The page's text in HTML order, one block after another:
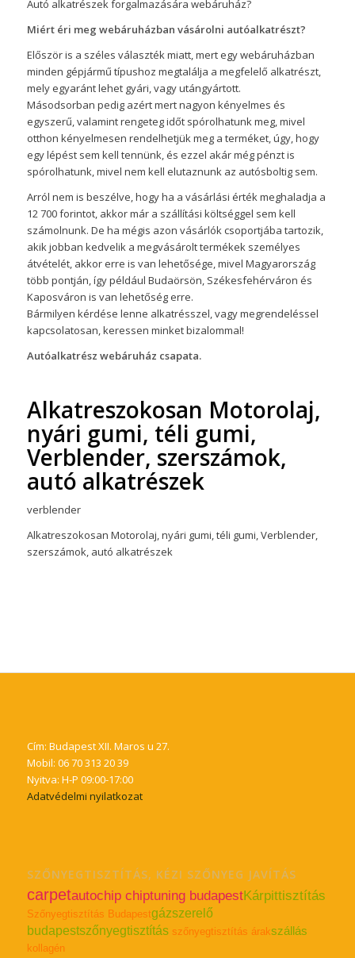
Autó alkatrészek forgalmazására webáruház?
Miért éri meg webáruházban vásárolni autóalkatrészt?
Először is a széles választék miatt, mert egy webáruházban
minden gépjármű típushoz megtalálja a megfelelő alkatrészt,
mely egyaránt lehet gyári, vagy utángyártott.
Másodsorban pedig azért mert nagyon kényelmes és
egyszerű, valamint rengeteg időt spórolhatunk meg, mivel
otthon kényelmesen rendelhetjük meg a terméket, úgy, hogy
egy lépést sem kell tennünk, és ezzel akár még pénzt is
spórolhatunk, mivel nem kell elutaznunk az autósboltig sem.
Arról nem is beszélve, hogy ha a vásárlási érték meghaladja a
12 700 forintot, akkor már a szállítási költséggel sem kell
számolnunk. De ha mégis azon vásárlók csoportjába tartozik,
akik jobban kedvelik a megvásárolt termékek személyes
átvételét, akkor erre is van lehetősége, mivel Magyarország
több pontján, így például Budaörsön, Székesfehérváron és
Kaposváron is van lehetőség erre.
Bármilyen kérdése lenne alkatrésszel, vagy megrendeléssel
kapcsolatosan, keressen minket bizalommal!
Autóalkatrész webáruház csapata.
Alkatreszokosan Motorolaj,
nyári gumi, téli gumi,
Verblender, szerszámok,
autó alkatrészek
verblender
Alkatreszokosan Motorolaj, nyári gumi, téli gumi, Verblender,
szerszámok, autó alkatrészek
Cím: Budapest XII. Maros u 27.
Mobil: 06 70 313 20 39
Nyitva: H-P 09:00-17:00
Adatvédelmi nyilatkozat
SZŐNYEGTISZTÍTÁS, KÉZI SZŐNYEG JAVÍTÁS
carpetautochip chiptuning budapestKárpittisztítás
Szőnyegtisztítás Budapestgázszerelő
budapestszőnyegtisztítás szőnyegtisztítás árakszállás
kollagén